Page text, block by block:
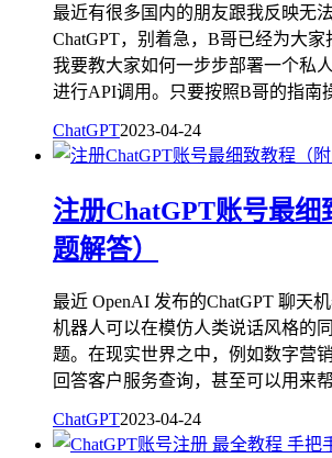
最近有很多国内的朋友跟我反映无
ChatGPT，别着急，B哥已经为大
我要教大家如何一步步部署一个私
进行API调用。只要按照B哥的指南
ChatGPT2023-04-24
注册ChatGPT账号最细
题解答）
最近 OpenAI 发布的ChatGPT 聊天
机器人可以在模仿人类说话风格的
题。在现实世界之中，例如数字营
回答客户服务查询，甚至可以用来
ChatGPT2023-04-24